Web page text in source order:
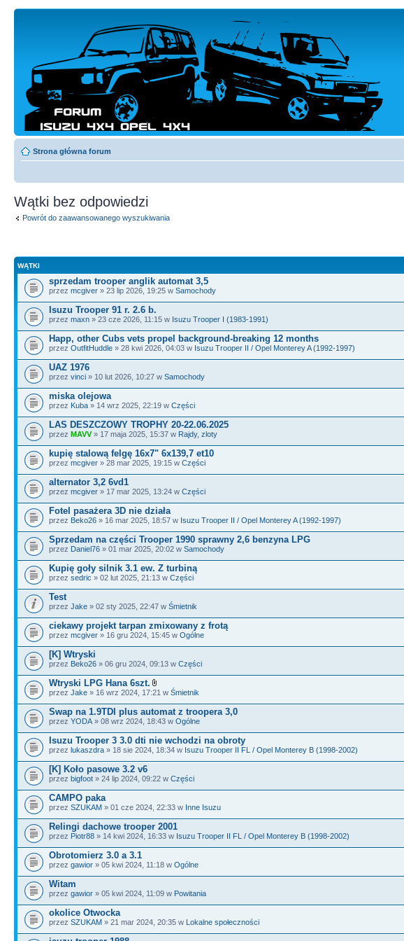
Strona główna forum
Wątki bez odpowiedzi
Powrót do zaawansowanego wyszukiwania
WĄTKI
sprzedam trooper anglik automat 3,5
przez mcgiver » 23 lip 2026, 19:25 w Samochody
Isuzu Trooper 91 r. 2.6 b.
przez maxn » 23 cze 2026, 11:15 w Isuzu Trooper I (1983-1991)
Happ, other Cubs vets propel background-breaking 12 months
przez OutfitHuddle » 28 kwi 2026, 04:03 w Isuzu Trooper II / Opel Monterey A (1992-1997)
UAZ 1976
przez vinci » 10 lut 2026, 10:27 w Samochody
miska olejowa
przez Kuba » 14 wrz 2025, 22:19 w Części
LAS DESZCZOWY TROPHY 20-22.06.2025
przez MAVV» 17 maja 2025, 15:37 w Rajdy, zloty
kupię stalową felgę 16x7" 6x139,7 et10
przez mcgiver » 28 mar 2025, 19:15 w Części
alternator 3,2 6vd1
przez mcgiver » 17 mar 2025, 13:24 w Części
Fotel pasażera 3D nie działa
przez Beko26 » 16 mar 2025, 18:57 w Isuzu Trooper II / Opel Monterey A (1992-1997)
Sprzedam na części Trooper 1990 sprawny 2,6 benzyna LPG
przez Daniel76 » 01 mar 2025, 20:02 w Samochody
Kupię goły silnik 3.1 ew. Z turbiną
przez sedric » 02 lut 2025, 21:13 w Części
Test
przez Jake » 02 sty 2025, 22:47 w Śmietnik
ciekawy projekt tarpan zmixowany z frotą
przez mcgiver » 16 gru 2024, 15:45 w Ogólne
[K] Wtryski
przez Beko26 » 06 gru 2024, 09:13 w Części
Wtryski LPG Hana 6szt.
przez Jake » 16 wrz 2024, 17:21 w Śmietnik
Swap na 1.9TDI plus automat z troopera 3,0
przez YODA » 08 wrz 2024, 18:43 w Ogólne
Isuzu Trooper 3 3.0 dti nie wchodzi na obroty
przez lukaszdra » 18 sie 2024, 18:34 w Isuzu Trooper II FL / Opel Monterey B (1998-2002)
[K] Koło pasowe 3.2 v6
przez bigfoot » 24 lip 2024, 09:22 w Części
CAMPO paka
przez SZUKAM » 01 cze 2024, 22:33 w Inne Isuzu
Relingi dachowe trooper 2001
przez Piotr88 » 14 kwi 2024, 16:33 w Isuzu Trooper II FL / Opel Monterey B (1998-2002)
Obrotomierz 3.0 a 3.1
przez gawior » 05 kwi 2024, 11:18 w Ogólne
Witam
przez gawior » 05 kwi 2024, 11:09 w Powitania
okolice Otwocka
przez SZUKAM » 21 mar 2024, 20:35 w Lokalne społeczności